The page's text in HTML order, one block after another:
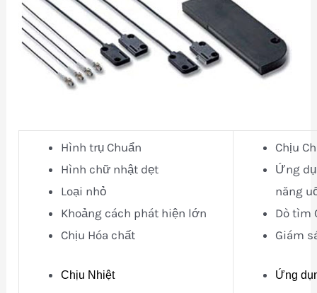
Hình trụ Chuẩn
Hình chữ nhật dẹt
Loại nhỏ
Khoảng cách phát hiện lớn
Chịu Hóa chất
Chịu Nhiệt
Chịu
Ứng
năng
Dò tìm
Giám
Ứng